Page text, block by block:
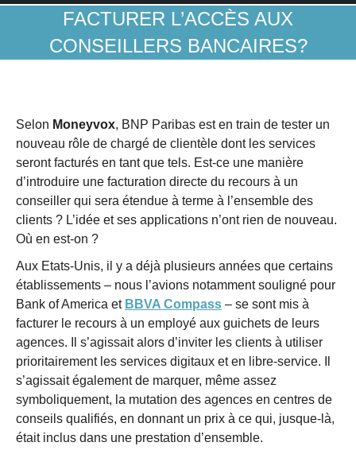
FACTURER L’ACCÈS AUX
CONSEILLERS BANCAIRES?
Selon Moneyvox, BNP Paribas est en train de tester un
nouveau rôle de chargé de clientèle dont les services
seront facturés en tant que tels. Est-ce une manière
d’introduire une facturation directe du recours à un
conseiller qui sera étendue à terme à l’ensemble des
clients ? L’idée et ses applications n’ont rien de nouveau.
Où en est-on ?
Aux Etats-Unis, il y a déjà plusieurs années que certains
établissements – nous l’avions notamment souligné pour
Bank of America et BBVA Compass – se sont mis à
facturer le recours à un employé aux guichets de leurs
agences. Il s’agissait alors d’inviter les clients à utiliser
prioritairement les services digitaux et en libre-service. Il
s’agissait également de marquer, même assez
symboliquement, la mutation des agences en centres de
conseils qualifiés, en donnant un prix à ce qui, jusque-là,
était inclus dans une prestation d’ensemble.